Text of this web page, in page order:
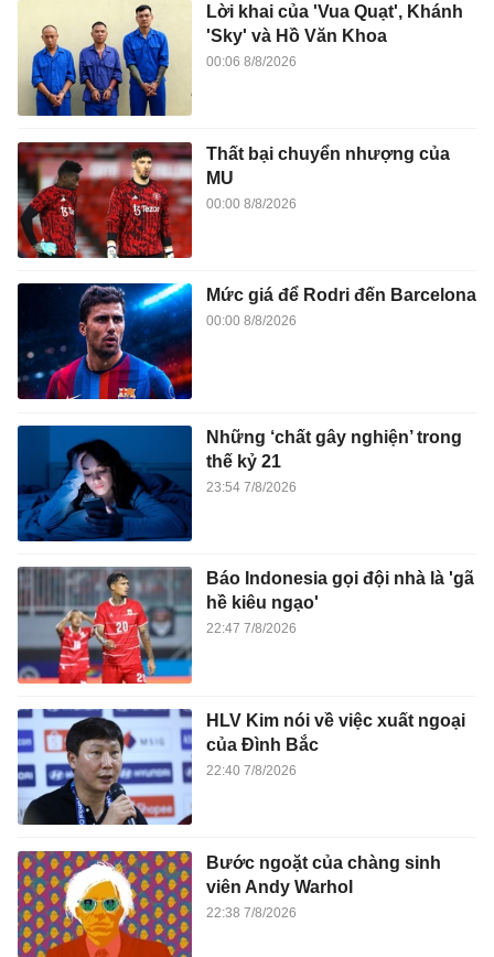
Lời khai của 'Vua Quạt', Khánh
'Sky' và Hồ Văn Khoa
00:06 8/8/2026
Thất bại chuyển nhượng của
MU
00:00 8/8/2026
Mức giá để Rodri đến Barcelona
00:00 8/8/2026
Những ‘chất gây nghiện’ trong
thế kỷ 21
23:54 7/8/2026
Báo Indonesia gọi đội nhà là 'gã
hề kiêu ngạo'
22:47 7/8/2026
HLV Kim nói về việc xuất ngoại
của Đình Bắc
22:40 7/8/2026
Bước ngoặt của chàng sinh
viên Andy Warhol
22:38 7/8/2026